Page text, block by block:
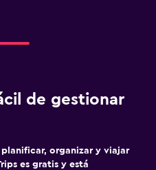
de gestionar
planificar, organizar y viajar
es gratis y está